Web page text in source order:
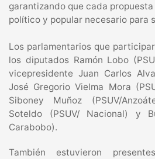
garantizando que cada
político y popular necesario para
Los parlamentarios que
los diputados Ramón Lobo
vicepresidente Juan Carlos
José Gregorio Vielma Mora
Siboney Muñoz (PSUV/
Soteldo (PSUV/ Nacional) y
Carabobo).
También estuvieron